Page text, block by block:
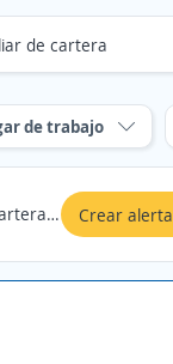
de trabajo
Crear alerta